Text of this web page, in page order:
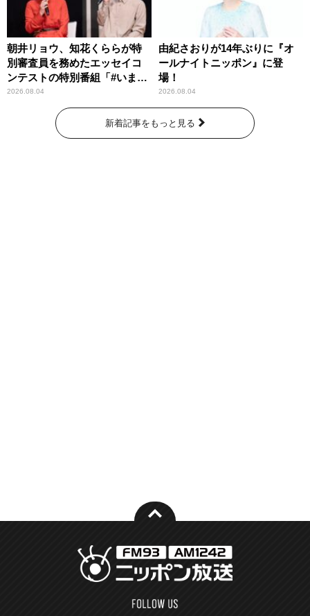
朝井リョウ、知花くららが特
別審査員を務めたエッセイコ
ンテストの特別番組「#いまあ
なたに伝えたいこと」
2026.08.04
由紀さおりが14年ぶりに『オ
ールナイトニッポン』に登
場！
2026.08.04
新着記事をもっと見る